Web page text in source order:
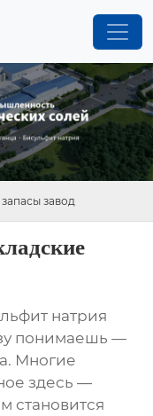
завод
натрия
понимаешь —
Многие
здесь —
становится